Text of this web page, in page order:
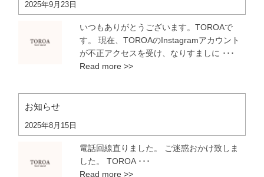
2025年9月23日
いつもありがとうございます。TOROAで
す。 現在、TOROAのInstagramアカウント
が不正アクセスを受け、なりすましに ･･･
Read more >>
お知らせ
2025年8月15日
電話回線直りました。 ご迷惑おかけ致しま
した。 TOROA ･･･
Read more >>